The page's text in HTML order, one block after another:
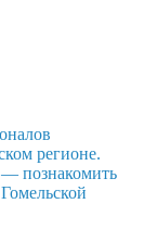
регионе.
— познакомить